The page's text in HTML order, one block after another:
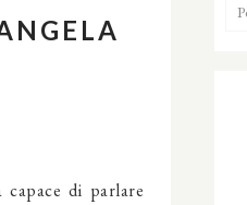
capace di parlare